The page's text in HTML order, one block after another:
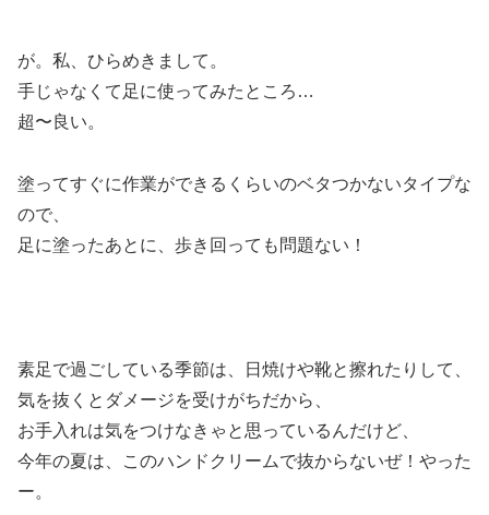
が。私、ひらめきまして。
手じゃなくて足に使ってみたところ…
超〜良い。
塗ってすぐに作業ができるくらいのベタつかないタイプな
ので、
足に塗ったあとに、歩き回っても問題ない！
素足で過ごしている季節は、日焼けや靴と擦れたりして、
気を抜くとダメージを受けがちだから、
お手入れは気をつけなきゃと思っているんだけど、
今年の夏は、このハンドクリームで抜からないぜ！やった
ー。